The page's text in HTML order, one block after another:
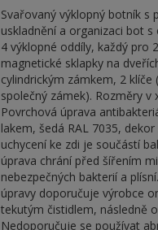
Svařovaný výklopný botník s
uskladnění a organizaci bot
4 výklopné oddíly, každý pro
magnetické sklapky na
cylindrickým zámkem, 2
společný zámek). Rozměry v
Povrchová úprava
lakem, šedá RAL 7035,
uchycení ke zdi je součástí
úprava chrání před šířením
nebezpečných bakterií a
úpravy doporučuje výrobce
tekutým čistidlem, následně
Nedoporučuje se používat